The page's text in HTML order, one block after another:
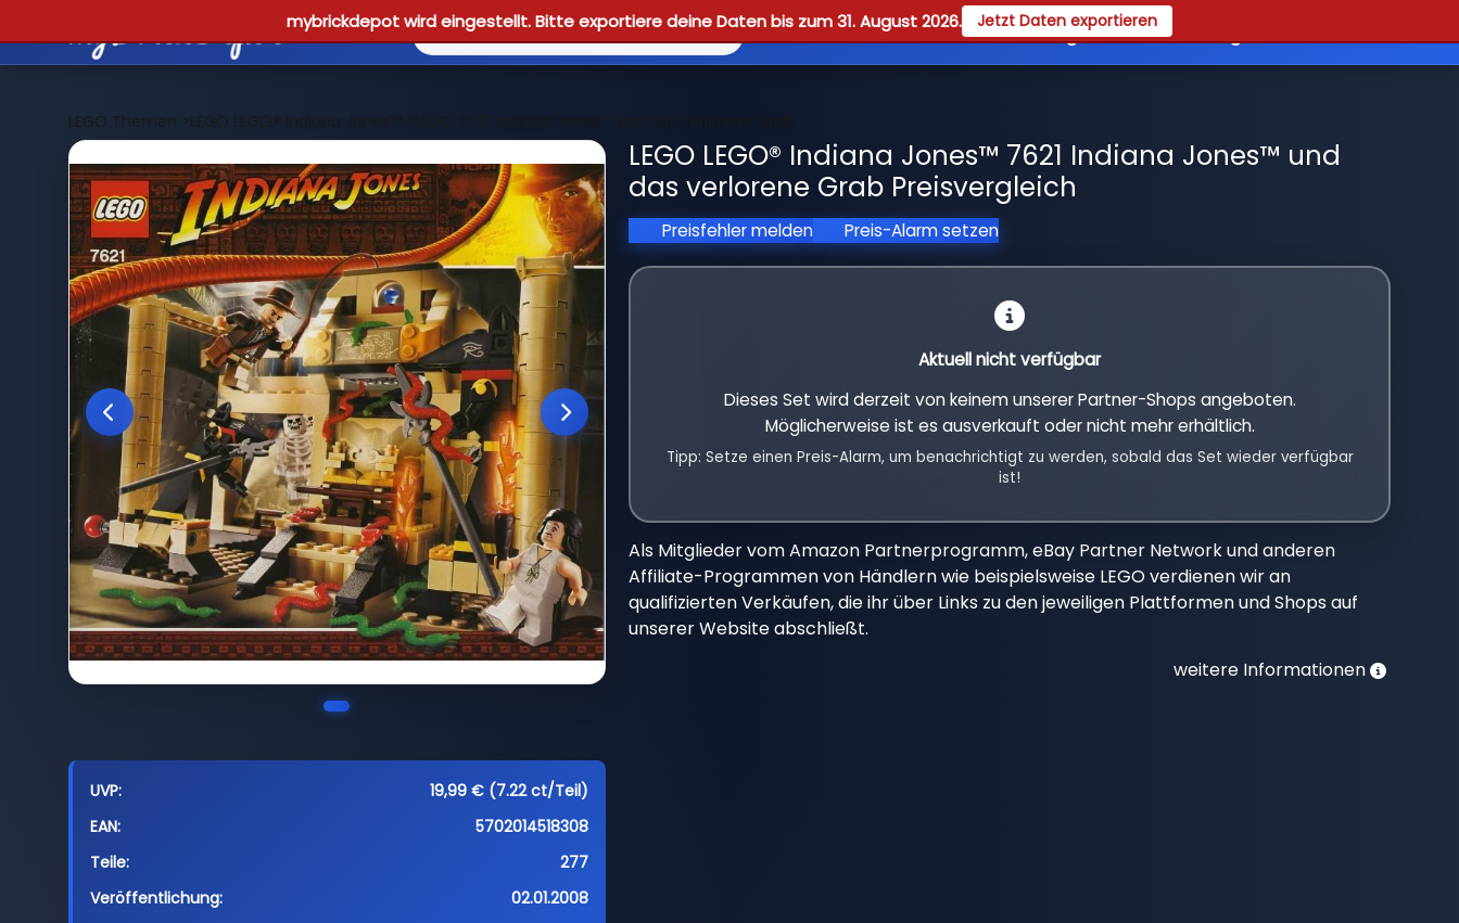
mybrickdepot wird eingestellt. Bitte exportiere deine Daten bis zum 31. August 2026. Jetzt Daten exportieren
Reviews Guides Registrieren
LEGO Themen >LEGO LEGO® Indiana Jones™>LEGO 7621 Indiana Jones™ und das verlorene Grab
UVP:
19,99 € (7.22 ct/Teil)
EAN:
5702014518308
Teile:
277
Veröffentlichung:
02.01.2008
LEGO LEGO® Indiana Jones™ 7621 Indiana Jones™ und
das verlorene Grab Preisvergleich
Preisfehler melden Preis-Alarm setzen
Aktuell nicht verfügbar
Dieses Set wird derzeit von keinem unserer Partner-Shops angeboten.
Möglicherweise ist es ausverkauft oder nicht mehr erhältlich.
Tipp: Setze einen Preis-Alarm, um benachrichtigt zu werden, sobald das Set wieder verfügbar
ist!
Als Mitglieder vom Amazon Partnerprogramm, eBay Partner Network und anderen
Affiliate-Programmen von Händlern wie beispielsweise LEGO verdienen wir an
qualifizierten Verkäufen, die ihr über Links zu den jeweiligen Plattformen und Shops auf
unserer Website abschließt.
weitere Informationen